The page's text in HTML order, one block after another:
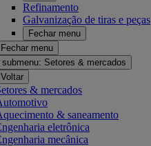
Refinamento
Galvanização de tiras e peças
Fechar menu
Fechar menu
Setores & mercados
Voltar
& mercados
& saneamento
eletrônica
mecânica